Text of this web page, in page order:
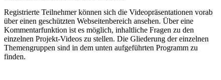
Registrierte Teilnehmer können sich die Videopräsentationen vorab
über einen geschützten Webseitenbereich ansehen. Über eine
Kommentarfunktion ist es möglich, inhaltliche Fragen zu den
einzelnen Projekt-Videos zu stellen. Die Gliederung der einzelnen
Themengruppen sind in dem unten aufgeführten Programm zu
finden.